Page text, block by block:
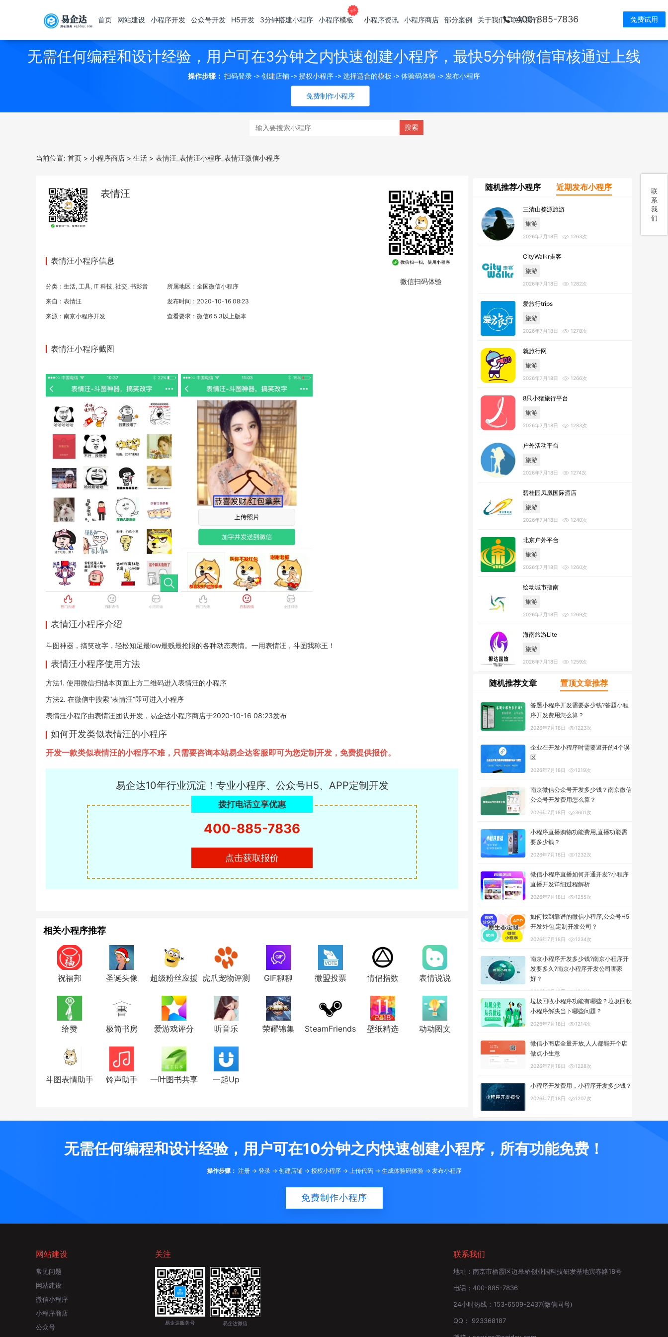
400-885-7836 免费试用
首页 网站建设 小程序开发 公众号开发 H5开发 3分钟搭建小程序 小程序模板 小程序资讯 小程序商店 部分案例 关于我们 联系我们
联
系
我
们
无需任何编程和设计经验，用户可在3分钟之内快速创建小程序，最快5分钟微信审核通过上线
免费制作小程序
操作步骤： 扫码登录 -> 创建店铺 -> 授权小程序 -> 选择适合的模板 -> 体验码体验 -> 发布小程序
当前位置: 首页 > 小程序商店 > 生活 > 表情汪_表情汪小程序_表情汪微信小程序
表情汪
表情汪小程序信息
分类： 生活, 工具, IT 科技, 社交, 书影音
所属地区：全国微信小程序
来自：表情汪
发布时间：2020-10-16 08:23
来源： 南京小程序开发 查看要求：微信6.5.3以上版本
微信扫码体验
表情汪小程序截图
表情汪小程序介绍
斗图神器，搞笑改字，轻松知足最low最贱最抢眼的各种动态表情。一用表情汪，斗图我称王！
表情汪小程序使用方法
方法1. 使用微信扫描本页面上方二维码进入表情汪的小程序
方法2. 在微信中搜索“表情汪”即可进入小程序
表情汪小程序由表情汪团队开发，易企达小程序商店于2020-10-16 08:23发布
如何开发类似表情汪的小程序
开发一款类似表情汪的小程序不难，只需要咨询本站易企达客服即可为您定制开发，免费提供报价。
易企达10年行业沉淀！专业小程序、公众号H5、APP定制开发
拨打电话立享优惠
400-885-7836
点击获取报价
相关小程序推荐
祝福邦 圣诞头像 超级粉丝应援 虎爪宠物评测 GIF聊聊 微盟投票 情侣指数 表情说说
给赞 极简书房 爱游戏评分 听音乐 荣耀锦集 SteamFriends 壁纸精选 动动图文
斗图表情助手 铃声助手 一叶图书共享 一起Up
随机推荐小程序 近期发布小程序
三清山婺源旅游
旅游
2026年7月18日 1263次
CityWalkr走客
旅游
2026年7月18日 1282次
爱旅行trips
旅游
2026年7月18日 1278次
就旅行网
旅游
2026年7月18日 1266次
8只小猪旅行平台
旅游
2026年7月18日 1283次
户外活动平台
旅游
2026年7月18日 1274次
碧桂园凤凰国际酒店
旅游
2026年7月18日 1240次
北京户外平台
旅游
2026年7月18日 1260次
绘动城市指南
旅游
2026年7月18日 1269次
海南旅游Lite
旅游
2026年7月18日 1259次
随机推荐文章 置顶文章推荐
答题小程序开发需要多少钱?答题小程
序开发费用怎么算？
2026年7月18日 1223次
企业在开发小程序时需要避开的4个误
区
2026年7月18日 1219次
南京微信公众号开发多少钱？南京微信
公众号开发费用怎么算？
2026年7月18日 3601次
小程序直播购物功能费用,直播功能需
要多少钱？
2026年7月18日 1232次
微信小程序直播如何开通开发?小程序
直播开发详细过程解析
2026年7月18日 1255次
如何找到靠谱的微信小程序,公众号H5
开发外包,定制开发公司？
2026年7月18日 1234次
南京小程序开发多少钱?南京小程序开
发要多久?南京小程序开发公司哪家
好？
2026年7月18日 1318次
垃圾回收小程序功能有哪些？垃圾回收
小程序解决当下哪些问题？
2026年7月18日 1214次
微信小商店全量开放,人人都能开个店
做点小生意
2026年7月18日 1228次
小程序开发费用，小程序开发多少钱？
2026年7月18日 1207次
无需任何编程和设计经验，用户可在10分钟之内快速创建小程序，所有功能免费！
操作步骤： 注册 -> 登录 -> 创建店铺 -> 授权小程序 -> 上传代码 -> 生成体验码体验 -> 发布小程序
免费制作小程序
网站建设
常见问题
网站建设
微信小程序
小程序商店
公众号
关注
易企达服务号 易企达微信
联系我们
地址： 南京市栖霞区迈皋桥创业园科技研发基地寅春路18号
电话： 400-885-7836
24小时热线： 153-6509-2437(微信同号)
QQ： 923368187